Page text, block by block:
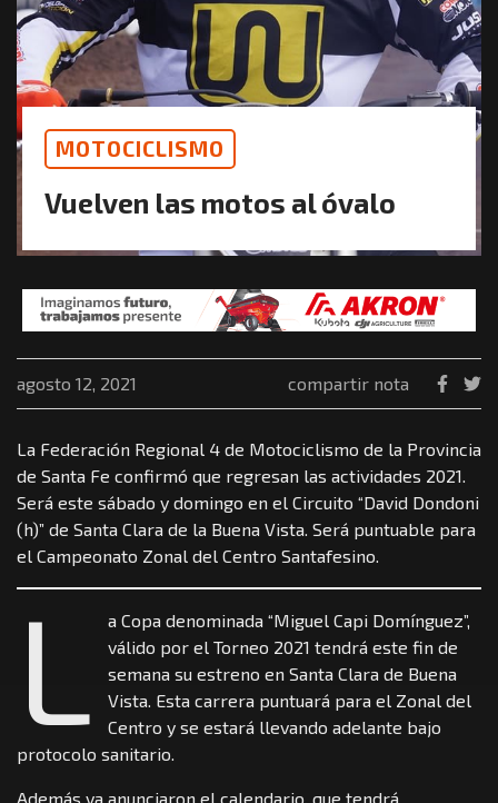
MOTOCICLISMO
Vuelven las motos al óvalo
agosto 12, 2021 compartir nota
La Federación Regional 4 de Motociclismo de la Provincia
de Santa Fe confirmó que regresan las actividades 2021.
Será este sábado y domingo en el Circuito “David Dondoni
(h)” de Santa Clara de la Buena Vista. Será puntuable para
el Campeonato Zonal del Centro Santafesino.
L
a Copa denominada “Miguel Capi Domínguez”,
válido por el Torneo 2021 tendrá este fin de
semana su estreno en Santa Clara de Buena
Vista. Esta carrera puntuará para el Zonal del
Centro y se estará llevando adelante bajo
protocolo sanitario.
Además ya anunciaron el calendario, que tendrá